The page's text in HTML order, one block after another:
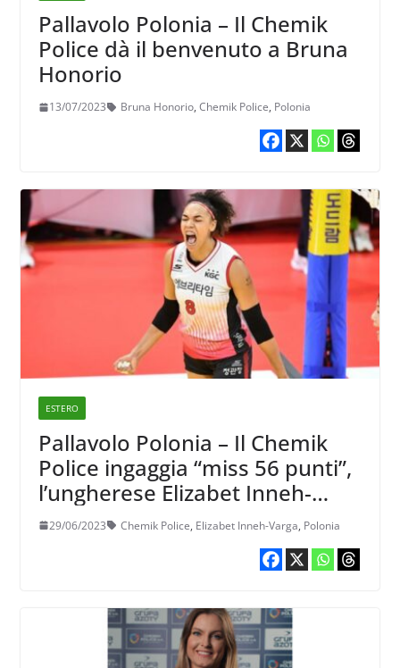
Pallavolo Polonia – Il Chemik
Police dà il benvenuto a Bruna
Honorio
13/07/2023 Bruna Honorio, Chemik Police, Polonia
ESTERO
Pallavolo Polonia – Il Chemik
Police ingaggia “miss 56 punti”,
l’ungherese Elizabet Inneh-
Varga
29/06/2023 Chemik Police, Elizabet Inneh-Varga, Polonia